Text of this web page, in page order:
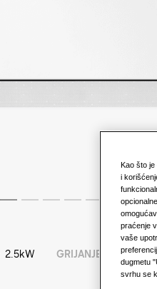
2.5kW GRIJANJE
Kao što je
i
praćenje
vaše
dugmetu
svrhu se